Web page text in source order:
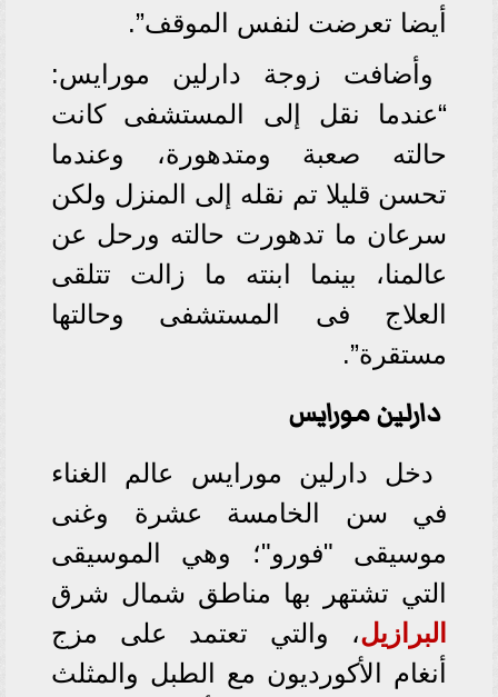
أيضا تعرضت لنفس الموقف”.
وأضافت زوجة دارلين مورايس:
“عندما نقل إلى المستشفى كانت
حالته صعبة ومتدهورة، وعندما
تحسن قليلا تم نقله إلى المنزل ولكن
سرعان ما تدهورت حالته ورحل عن
عالمنا، بينما ابنته ما زالت تتلقى
العلاج فى المستشفى وحالتها
مستقرة”.
دارلين مورايس
دخل دارلين مورايس عالم الغناء
في سن الخامسة عشرة وغنى
موسيقى "فورو"؛ وهي الموسيقى
التي تشتهر بها مناطق شمال شرق
البرازيل، والتي تعتمد على مزج
أنغام الأكورديون مع الطبل والمثلث